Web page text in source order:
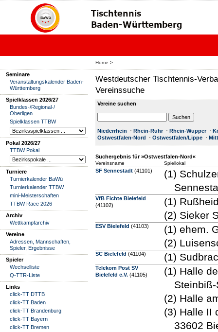
Home >
Seminare
Veranstaltungskalender Baden-
Württemberg
Spielklassen 2026/27
Bundes-/Regional-/
Oberligen
Spielklassen TTBW
Pokal 2026/27
TTBW Pokal
Turniere
Turnierkalender BaWü
Turnierkalender TTBW
mini-Meisterschaften
TTBW Race 2026
Archiv
Wettkampfarchiv
Vereine
Adressen, Mannschaften,
Spieler, Ergebnisse
Spieler
Wechselliste
Q-TTR-Liste
Links
click-TT DTTB
click-TT Baden
click-TT Brandenburg
click-TT Bayern
click-TT Bremen
Westdeutscher Tischtennis-
Vereinssuche
Vereine suchen
Niederrhein Rhein-Ruhr Rhein-Wupper
Ostwestfalen-Nord
Ostwestfalen/Lippe
Suchergebnis für »Ostwestfalen-Nord«
Vereinsname Spiellokal
SF Sennestadt (41101)
(1)
VfB Fichte Bielefeld
(41102)
(1)
(2) Sieker
ESV Bielefeld (41103)
(1) ehem.
(2)
SC Bielefeld (41104) (1)
Telekom Post SV
Bielefeld e.V. (41105)
(1) Halle
(2) Halle
(3) Halle II
33602